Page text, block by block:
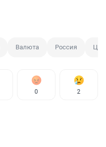
Валюта Россия ЦБ
0 2